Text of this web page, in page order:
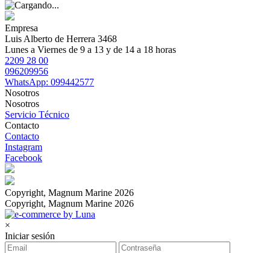
Empresa
Luis Alberto de Herrera 3468
Lunes a Viernes de 9 a 13 y de 14 a 18 horas
2209 28 00
096209956
WhatsApp: 099442577
Nosotros
Nosotros
Servicio Técnico
Contacto
Contacto
Instagram
Facebook
Copyright, Magnum Marine 2026
Copyright, Magnum Marine 2026
×
Iniciar sesión